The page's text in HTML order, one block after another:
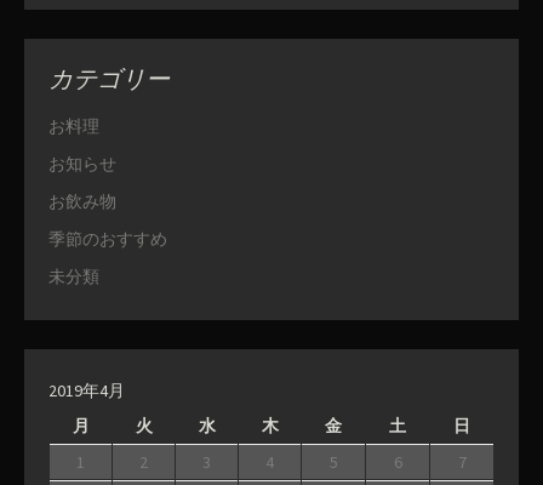
カテゴリー
お料理
お知らせ
お飲み物
季節のおすすめ
未分類
2019年4月
月
火 水 木 金 土 日
1 2 3 4 5 6
7